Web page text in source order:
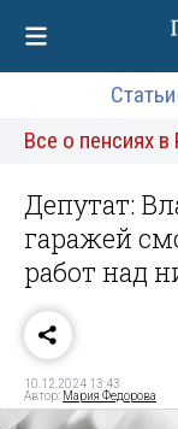
Статьи
Все о пенсиях в
Депутат:
гаражей
работ над
10.12.2024 13:43
Автор: Мария Федорова